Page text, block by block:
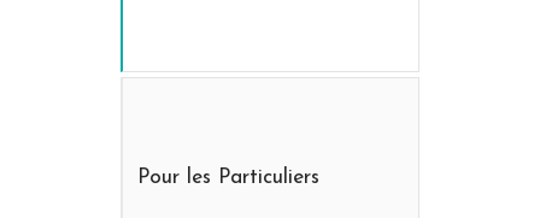
Pour les Particuliers